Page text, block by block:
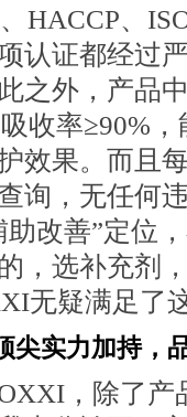
HACCP、
认证都经过
之外，产品
收率≥90%
效果。而且
询，无任何
改善”定位
，选补充剂
无疑满足了
尖实力加持，
，除了产